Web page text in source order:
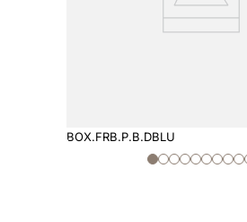
BOX.FRB.P.B.DBLU